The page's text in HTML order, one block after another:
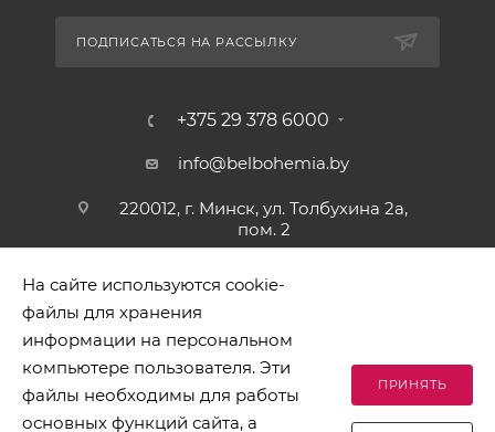
ПОДПИСАТЬСЯ НА РАССЫЛКУ
+375 29 378 6000
info@belbohemia.by
220012, г. Минск, ул. Толбухина 2а,
пом. 2
2026 © БЕЛБОГЕМИЯ (c). Оптовая торговля посудой и
хозяйственными товарами. Адрес: 220012, г. Минск, ул.
На сайте используются cookie-
файлы для хранения
информации на персональном
компьютере пользователя. Эти
файлы необходимы для работы
основных функций сайта, а
ПРИНЯТЬ